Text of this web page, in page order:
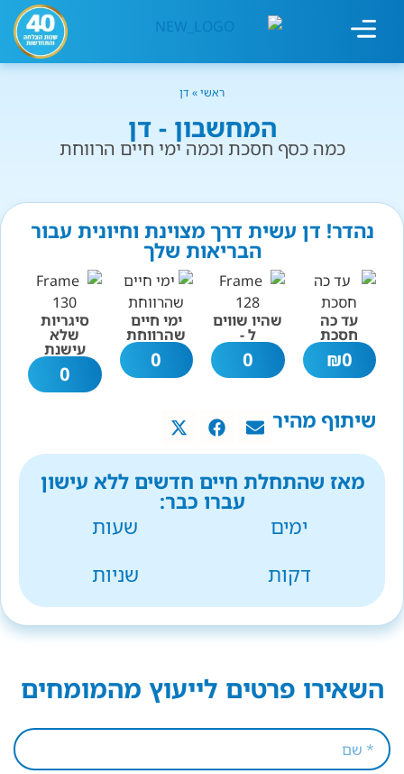
ראשי» דן
המחשבון - דן
כמה כסף חסכת וכמה ימי חיים הרווחת
נהדר! דן עשית דרך מצוינת וחיונית עבור
הבריאות שלך
עד כה
חסכת
0
₪
שהיו שווים
ל -
0
ימי חיים
שהרווחת
0
סיגריות
שלא
עישנת
0
שיתוף מהיר
מאז שהתחלת חיים חדשים ללא עישון
עברו כבר:
ימים
שעות
דקות
שניות
השאירו פרטים לייעוץ מהמומחים